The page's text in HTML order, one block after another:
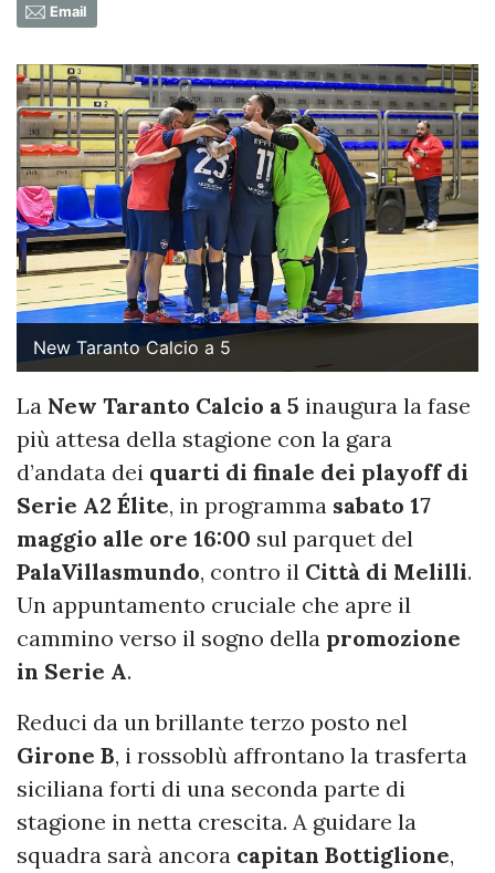
Email
New Taranto Calcio a 5
La New Taranto Calcio a 5 inaugura la fase
più attesa della stagione con la gara
d’andata dei quarti di finale dei playoff di
Serie A2 Élite, in programma sabato 17
maggio alle ore 16:00 sul parquet del
PalaVillasmundo, contro il Città di Melilli.
Un appuntamento cruciale che apre il
cammino verso il sogno della promozione
in Serie A.
Reduci da un brillante terzo posto nel
Girone B, i rossoblù affrontano la trasferta
siciliana forti di una seconda parte di
stagione in netta crescita. A guidare la
squadra sarà ancora capitan Bottiglione,